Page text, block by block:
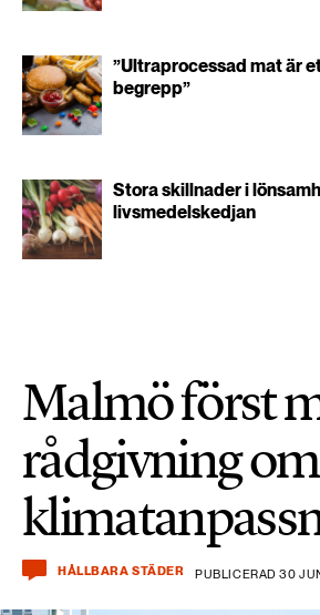
”Ultraprocessad mat är
begrepp”
Stora skillnader i
livsmedelskedjan
Malmö först
rådgivning om
HÅLLBARA STÄDER PUBLICERAD 30